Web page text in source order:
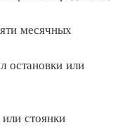
месячных
или
стоянки